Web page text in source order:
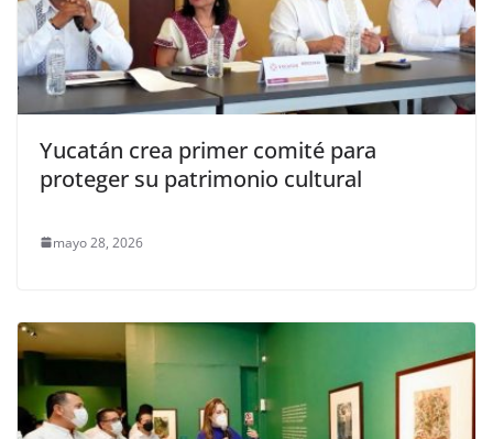
Yucatán crea primer comité para
proteger su patrimonio cultural
mayo 28, 2026